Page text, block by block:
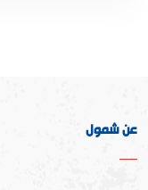
عن شمول